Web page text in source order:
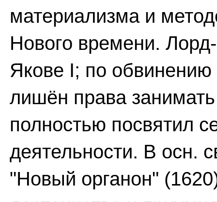
материализма и
Нового времени.
Якове I; по обвинению
лишён права
полностью посвятил
деятельности. В осн.
"Новый органон"